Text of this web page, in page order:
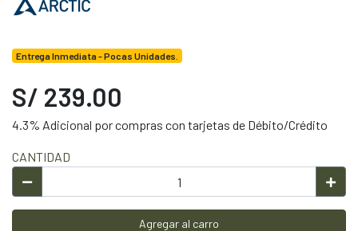
Entrega Inmediata - Pocas Unidades.
S/ 239.00
4.3% Adicional por compras con tarjetas de Débito/Crédito
CANTIDAD
Agregar al carro